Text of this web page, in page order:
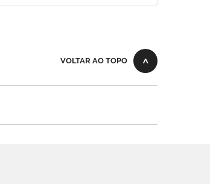
VOLTAR AO TOPO